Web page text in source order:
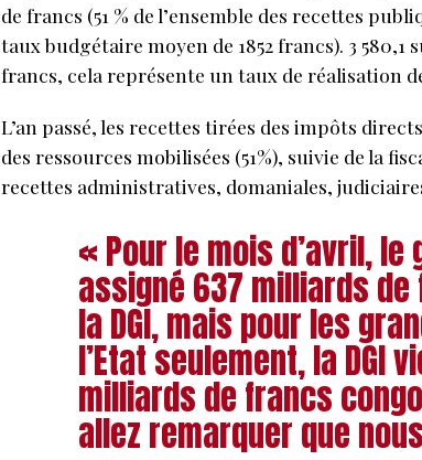
de francs (51 % de l’ensemble des recettes
taux budgétaire moyen de 1852 francs). 3 580,1
francs, cela représente un taux de réalisation
L’an passé, les recettes tirées des impôts
des ressources mobilisées (51%), suivie de la
recettes administratives, domaniales,
« Pour le mois d’avril,
assigné 637 milliards
la DGI, mais pour les
l’Etat seulement, la DGI
milliards de francs
allez remarquer que